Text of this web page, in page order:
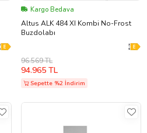
Kargo Bedava
Altus ALK 484 XI Kombi No-Frost
Buzdolabı
96.569 TL
94.965 TL
Sepette %2 İndirim